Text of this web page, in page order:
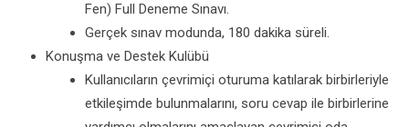
Fen) Full Deneme Sınavı.
Gerçek sınav modunda, 180 dakika süreli.
Konuşma ve Destek Kulübü
Kullanıcıların çevrimiçi oturuma katılarak birbirleriyle
etkileşimde bulunmalarını, soru cevap ile birbirlerine